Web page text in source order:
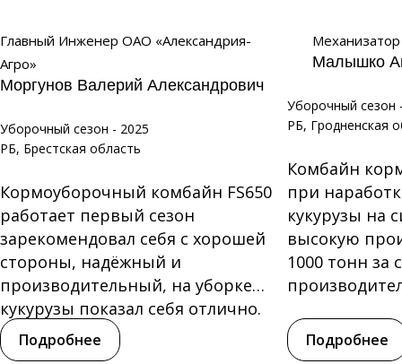
Главный Инженер ОАО «Александрия-
Агро»
Моргунов Валерий Александрович
Уборочный сезон - 2025
РБ, Брестская область
Кормоуборочный комбайн FS650
работает первый сезон
зарекомендовал себя с хорошей
стороны, надёжный и
производительный, на уборке
кукурузы показал себя отлично.
Нареканий по...
Подробнее
Малышко
Уборочный сезон
РБ, Гродненская
Комбайн
при
кукурузы на
высокую
1000 тонн за
Подробнее